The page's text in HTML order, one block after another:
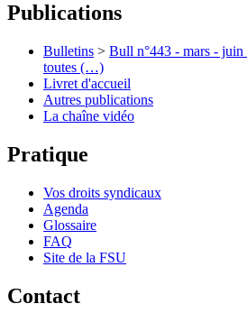
Publications
Bulletins > Bull n°443 - mars - juin
toutes (…)
Livret d'accueil
Autres publications
La chaîne vidéo
Pratique
Vos droits syndicaux
Agenda
Glossaire
FAQ
Site de la FSU
Contact